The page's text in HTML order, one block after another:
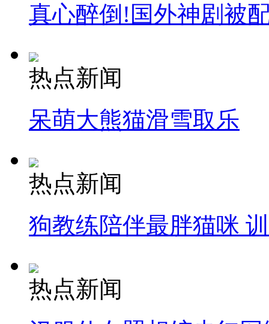
真心醉倒!国外神剧被
热点新闻
呆萌大熊猫滑雪取乐
热点新闻
狗教练陪伴最胖猫咪
热点新闻